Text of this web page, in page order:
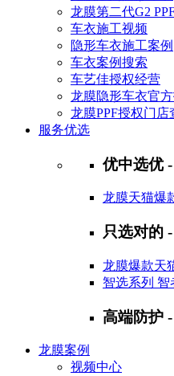
龙膜第二代G2
车衣施工视频
隐形车衣施工案例
车衣案例搜索
车艺佳授权经营
龙膜隐形车衣官
龙膜PPF授权门店
服务优选
优中选优
龙膜天猫爆
只选对的
龙膜爆款天
智选系列 智
高端防护
龙膜案例
视频中心